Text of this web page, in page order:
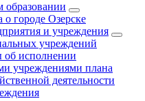
о городе Озерске
и учреждения
учреждений
исполнении
учреждениями плана
деятельности